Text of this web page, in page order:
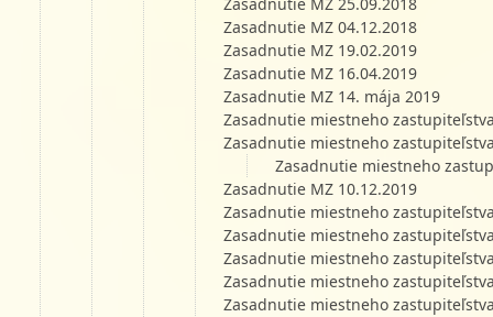
Zasadnutie MZ 04.12.2018
Zasadnutie MZ 19.02.2019
Zasadnutie MZ 16.04.2019
Zasadnutie MZ 14. mája 2019
Zasadnutie miestneho
Zasadnutie miestneho
Zasadnutie miestneho
Zasadnutie MZ 10.12.2019
Zasadnutie miestneho
Zasadnutie miestneho
Zasadnutie miestneho
Zasadnutie miestneho
Zasadnutie miestneho